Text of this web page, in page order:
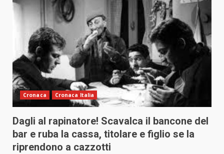
Cronaca Cronaca Italia
Dagli al rapinatore! Scavalca il bancone del
bar e ruba la cassa, titolare e figlio se la
riprendono a cazzotti